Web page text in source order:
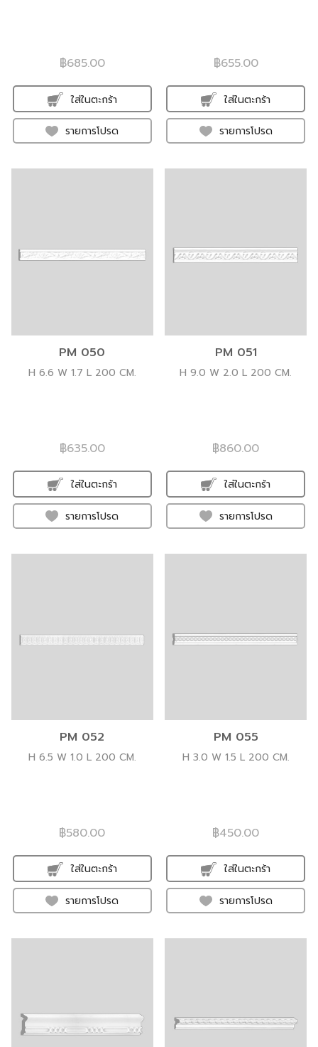
฿685.00
ใส่ในตะกร้า
รายการโปรด
฿655.00
ใส่ในตะกร้า
รายการโปรด
PM 050
H 6.6 W 1.7 L 200 CM.
฿635.00
ใส่ในตะกร้า
รายการโปรด
PM 051
H 9.0 W 2.0 L 200 CM.
฿860.00
ใส่ในตะกร้า
รายการโปรด
PM 052
H 6.5 W 1.0 L 200 CM.
฿580.00
ใส่ในตะกร้า
รายการโปรด
PM 055
H 3.0 W 1.5 L 200 CM.
฿450.00
ใส่ในตะกร้า
รายการโปรด